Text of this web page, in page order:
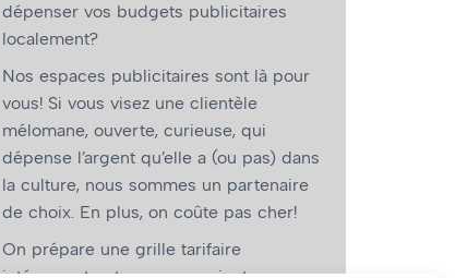
dépenser vos budgets publicitaires
localement?
Nos espaces publicitaires sont là pour
vous! Si vous visez une clientèle
mélomane, ouverte, curieuse, qui
dépense l’argent qu’elle a (ou pas) dans
la culture, nous sommes un partenaire
de choix. En plus, on coûte pas cher!
On prépare une grille tarifaire